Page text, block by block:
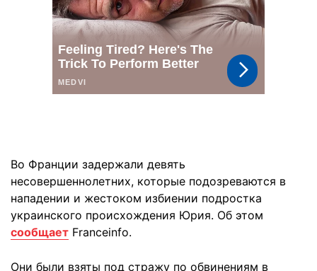
Во Франции задержали девять
несовершеннолетних, которые подозреваются в
нападении и жестоком избиении подростка
украинского происхождения Юрия. Об этом
сообщает Franceinfo.
Они были взяты под стражу по обвинениям в